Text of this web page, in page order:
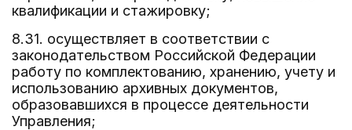
квалификации и стажировку;
8.31. осуществляет в соответствии с
законодательством Российской Федерации
работу по комплектованию, хранению, учету и
использованию архивных документов,
образовавшихся в процессе деятельности
Управления;